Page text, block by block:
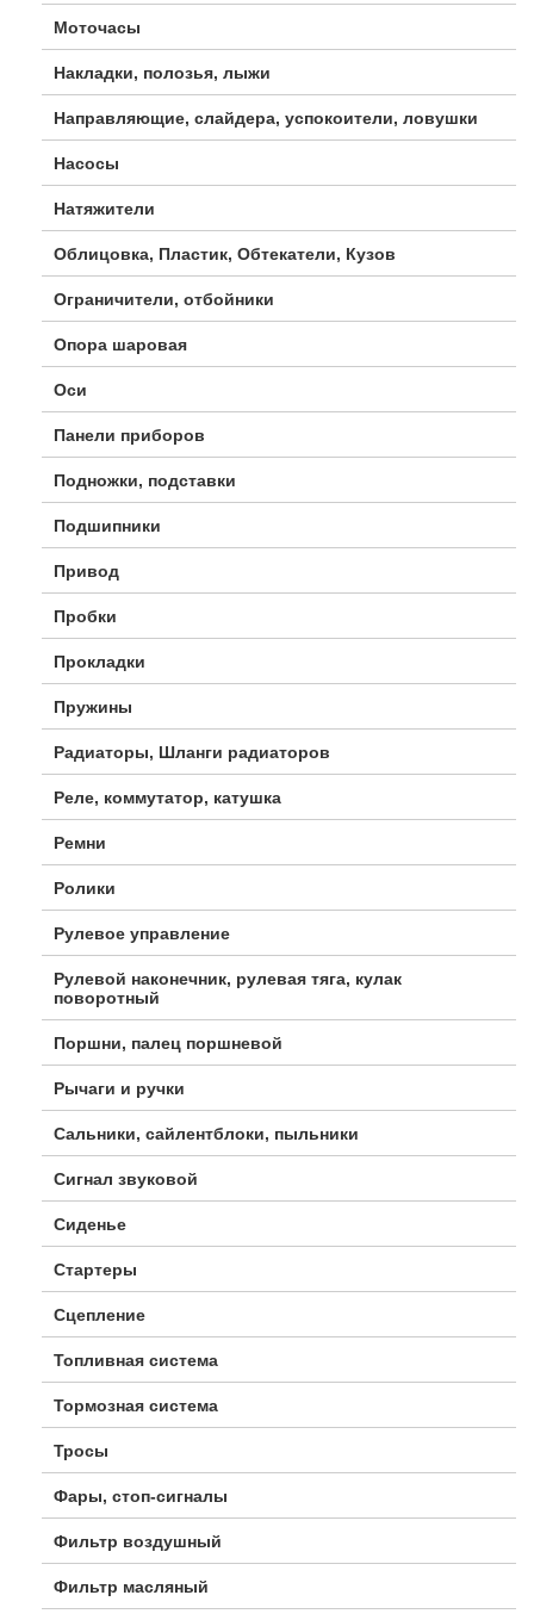
Моточасы
Накладки, полозья, лыжи
Направляющие, слайдера, успокоители, ловушки
Насосы
Натяжители
Облицовка, Пластик, Обтекатели, Кузов
Ограничители, отбойники
Опора шаровая
Оси
Панели приборов
Подножки, подставки
Подшипники
Привод
Пробки
Прокладки
Пружины
Радиаторы, Шланги радиаторов
Реле, коммутатор, катушка
Ремни
Ролики
Рулевое управление
Рулевой наконечник, рулевая тяга, кулак
поворотный
Поршни, палец поршневой
Рычаги и ручки
Сальники, сайлентблоки, пыльники
Сигнал звуковой
Сиденье
Стартеры
Сцепление
Топливная система
Тормозная система
Тросы
Фары, стоп-сигналы
Фильтр воздушный
Фильтр масляный